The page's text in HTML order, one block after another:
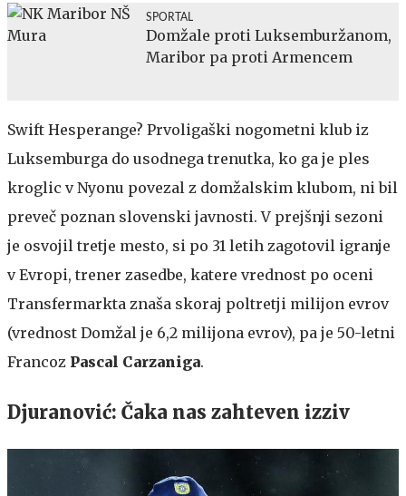
SPORTAL
Domžale proti Luksemburžanom,
Maribor pa proti Armencem
Swift Hesperange? Prvoligaški nogometni klub iz
Luksemburga do usodnega trenutka, ko ga je ples
kroglic v Nyonu povezal z domžalskim klubom, ni bil
preveč poznan slovenski javnosti. V prejšnji sezoni
je osvojil tretje mesto, si po 31 letih zagotovil igranje
v Evropi, trener zasedbe, katere vrednost po oceni
Transfermarkta znaša skoraj poltretji milijon evrov
(vrednost Domžal je 6,2 milijona evrov), pa je 50-letni
Francoz Pascal Carzaniga.
Djuranović: Čaka nas zahteven izziv